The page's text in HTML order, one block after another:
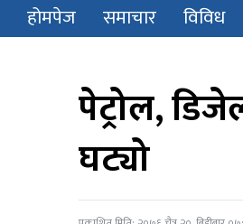
होमपेज समाचार विविध
पेट्रोल,
घट्यो